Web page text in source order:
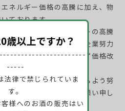
ネルギー価格の高騰に加え、物
ております。
当社ではこれらのコストの高騰
ねてまいりましたが、企業努力
なっており、やむを得ず価格改
た。
質な商品をご提供できるよう努
ご理解賜りますようお願い申し
歳以上ですか？
-----
法律で禁じられていま
す。
様へのお酒の販売はい